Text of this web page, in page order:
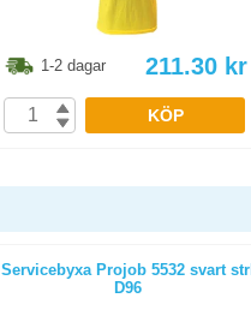
1-2 dagar 211.30 kr
KÖP
Servicebyxa Projob 5532 svart strl
D96